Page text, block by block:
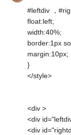
#leftdiv ，
float:left;
width:40%;
border:1px
margin:10px;
}
</style>
<div >
<div
<div